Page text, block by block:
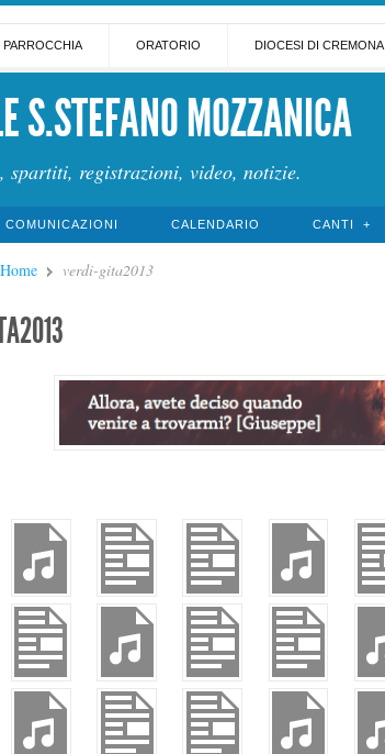
PARROCCHIA ORATORIO DIOCESI DI CREMONA
S.STEFANO MOZZANICA
spartiti, registrazioni, video, notizie.
COMUNICAZIONI CALENDARIO CANTI
Home verdi-gita2013